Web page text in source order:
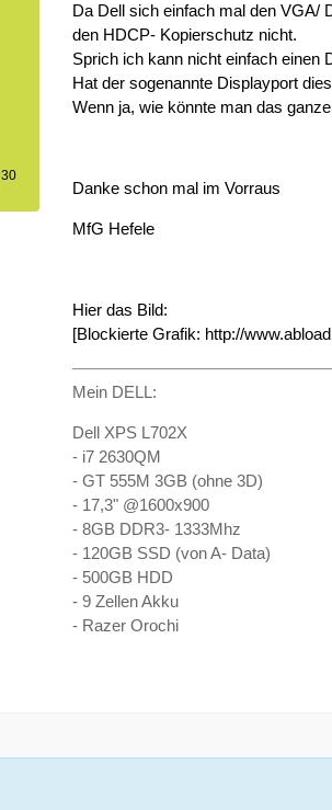
30
Da Dell sich einfach mal den VGA/
den HDCP- Kopierschutz nicht.
Sprich ich kann nicht einfach einen
Hat der sogenannte Displayport
Wenn ja, wie könnte man das
Danke schon mal im Vorraus
MfG Hefele
Hier das Bild:
[Blockierte Grafik: http://
Mein DELL:
Dell XPS L702X
- i7 2630QM
- GT 555M 3GB (ohne 3D)
- 17,3" @1600x900
- 8GB DDR3- 1333Mhz
- 120GB SSD (von A- Data)
- 500GB HDD
- 9 Zellen Akku
- Razer Orochi